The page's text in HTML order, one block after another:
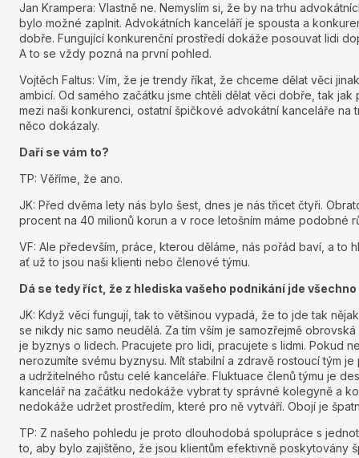
Jan Krampera: Vlastně ne. Nemyslím si, že by na trhu
bylo možné zaplnit. Advokátních kanceláří je spousta a
dobře. Fungující konkurenční prostředí dokáže posouvat lidi
A to se vždy pozná na první pohled.
Vojtěch Faltus: Vím, že je trendy říkat, že chceme dělat věci
ambicí. Od samého začátku jsme chtěli dělat věci dobře, tak
mezi naši konkurenci, ostatní špičkové advokátní kanceláře na
něco dokázaly.
Daří se vám to?
TP: Věříme, že ano.
JK: Před dvěma lety nás bylo šest, dnes je nás třicet čtyři.
procent na 40 milionů korun a v roce letošním máme podobné
VF: Ale především, práce, kterou děláme, nás pořád baví, a to
ať už to jsou naši klienti nebo členové týmu.
Dá se tedy říct, že z hlediska vašeho podnikání jde
JK: Když věci fungují, tak to většinou vypadá, že to jde tak
se nikdy nic samo neudělá. Za tím vším je samozřejmě
je byznys o lidech. Pracujete pro lidi, pracujete s lidmi. Pokud
nerozumíte svému byznysu. Mít stabilní a zdravě rostoucí tým
a udržitelného růstu celé kanceláře. Fluktuace členů týmu je
kancelář na začátku nedokáže vybrat ty správné kolegyně a
nedokáže udržet prostředím, které pro ně vytváří. Obojí je
TP: Z našeho pohledu je proto dlouhodobá spolupráce s
to, aby bylo zajištěno, že jsou klientům efektivně poskytovány